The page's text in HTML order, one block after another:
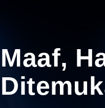
Maaf,